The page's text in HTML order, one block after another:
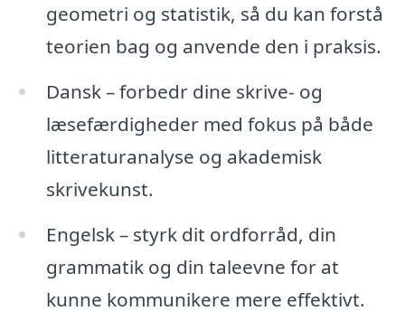
geometri og statistik, så du kan forstå
teorien bag og anvende den i praksis.
Dansk – forbedr dine skrive- og
læsefærdigheder med fokus på både
litteraturanalyse og akademisk
skrivekunst.
Engelsk – styrk dit ordforråd, din
grammatik og din taleevne for at
kunne kommunikere mere effektivt.